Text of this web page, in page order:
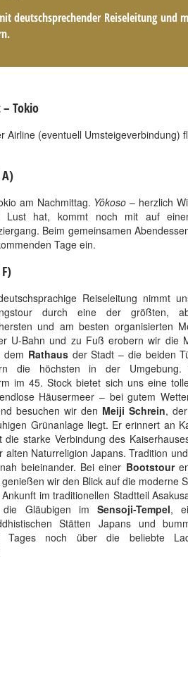
deutschsprechender Reiseleitung und
– Tokio
Airline (eventuell Umsteigeverbindung)
A)
am Nachmittag. Yôkoso – herzlich
Lust hat, kommt noch mit auf
Beim gemeinsamen
Tage ein.
F)
Reiseleitung nimmt
durch eine der größten,
und am besten organisierten
U-Bahn und zu Fuß erobern wir die
dem Rathausder Stadt – die beiden
die höchsten in der Umgebung.
im 45. Stock bietet sich uns eine
Häusermeer – bei gutem
besuchen wir den Meiji Schrein,
Grünanlage liegt. Er erinnert an
die starke Verbindung des
alten Naturreligion Japans. Tradition
beieinander. Bei einer Bootstour
wir den Blick auf die moderne
im traditionellen Stadtteil
Gläubigen im Sensoji-Tempel,
Stätten Japans und
Tages noch über die beliebte